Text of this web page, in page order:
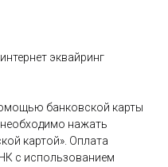
эквайринг
банковской карты
нажать
картой». Оплата
с использованием